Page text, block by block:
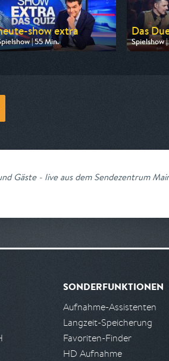
show extra
| 55 Min.
von ZDF neo
Das
Spielshow
Gäste - live aus dem Sendezentrum
SONDERFUNKTIONEN
Aufnahme-Assistenten
Langzeit-Speicherung
Favoriten-Finder
HD Aufnahme